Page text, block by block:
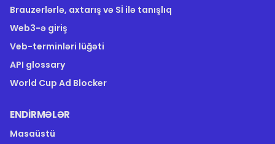
Brauzerlərlə, axtarış və Sİ ilə tanışlıq
Web3-ə giriş
Veb-terminləri lüğəti
API glossary
World Cup Ad Blocker
ENDIRMƏLƏR
Masaüstü